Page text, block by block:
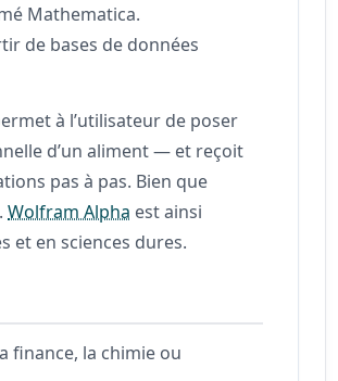
Mathematica.
de bases de données
à l’utilisateur de poser
d’un aliment — et reçoit
pas à pas. Bien que
Wolfram Alpha est ainsi
et en sciences dures.
finance, la chimie ou